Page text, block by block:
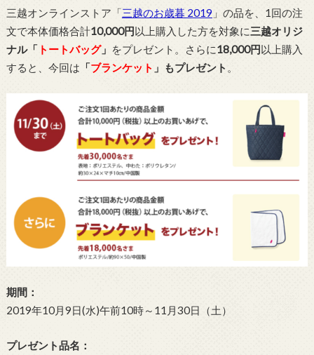
三越オンラインストア「三越のお歳暮 2019 」の品を、1回の注
文で本体価格合計10,000円以上購入した方を対象に三越オリジ
ナル「トートバッグ」 をプレゼント。さらに18,000円以上購入
すると、今回は 「ブランケット 」もプレゼント 。
期間：
2019年10月9日(水)午前10時～11月30日（土）
プレゼント品名：